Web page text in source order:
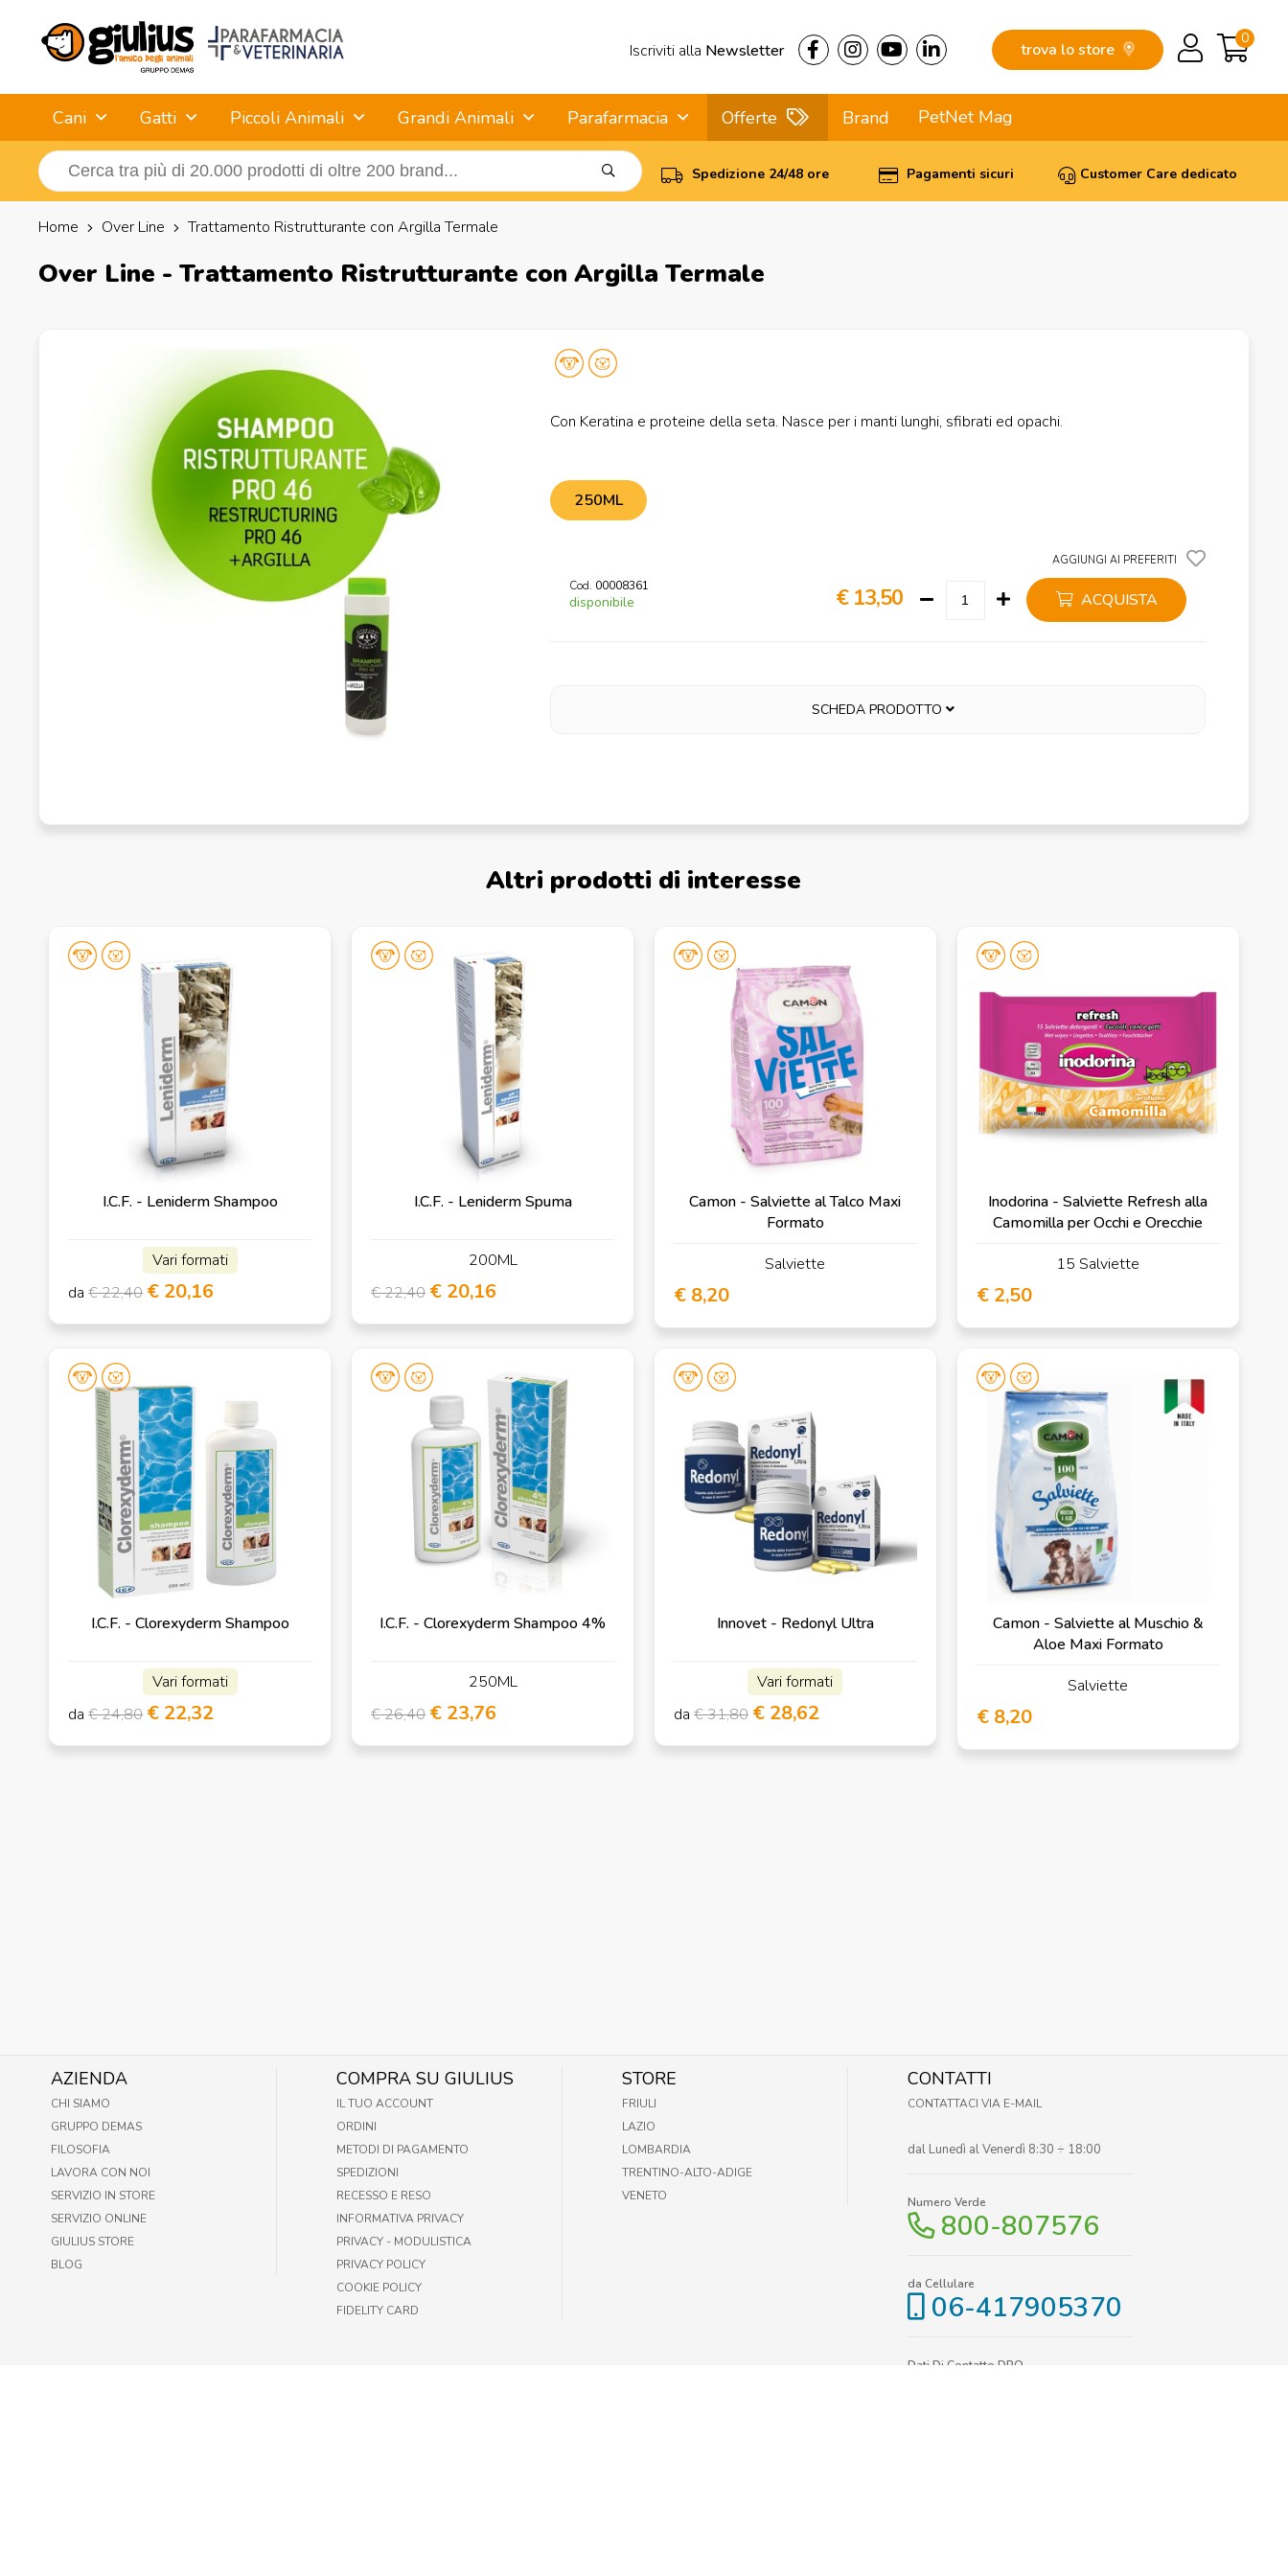
Iscriviti alla Newsletter trova lo store
0
Cani Gatti Piccoli Animali Grandi Animali Parafarmacia Offerte Brand PetNet Mag
Spedizione 24/48 ore Pagamenti sicuri Customer Care dedicato
Home Over Line Trattamento Ristrutturante con Argilla Termale
Over Line - Trattamento Ristrutturante con Argilla Termale
Con Keratina e proteine della seta. Nasce per i manti lunghi, sfibrati ed opachi.
250ML
AGGIUNGI AI PREFERITI
Cod. 00008361
disponibile € 13,50 ACQUISTA
SCHEDA PRODOTTO
Altri prodotti di interesse
I.C.F. - Leniderm Shampoo
Vari formati
da€ 22,40 € 20,16
I.C.F. - Leniderm Spuma
200ML
€ 22,40 € 20,16
Camon - Salviette al Talco Maxi
Formato
Salviette
€ 8,20
Inodorina - Salviette Refresh alla
Camomilla per Occhi e Orecchie
15 Salviette
€ 2,50
I.C.F. - Clorexyderm Shampoo
Vari formati
da€ 24,80 € 22,32
I.C.F. - Clorexyderm Shampoo 4%
250ML
€ 26,40 € 23,76
Innovet - Redonyl Ultra
Vari formati
da € 31,80 € 28,62
Camon - Salviette al Muschio &
Aloe Maxi Formato
Salviette
€ 8,20
AZIENDA
CHI SIAMO
GRUPPO DEMAS
FILOSOFIA
LAVORA CON NOI
SERVIZIO IN STORE
SERVIZIO ONLINE
GIULIUS STORE
BLOG
COMPRA SU GIULIUS
IL TUO ACCOUNT
ORDINI
METODI DI PAGAMENTO
SPEDIZIONI
RECESSO E RESO
INFORMATIVA PRIVACY
PRIVACY - MODULISTICA
PRIVACY POLICY
COOKIE POLICY
FIDELITY CARD
STORE
FRIULI
LAZIO
LOMBARDIA
TRENTINO-ALTO-ADIGE
VENETO
CONTATTI
CONTATTACI VIA E-MAIL
dal Lunedì al Venerdì 8:30 ÷ 18:00
Numero Verde
800-807576
da Cellulare
06-417905370
Dati Di Contatto DPO